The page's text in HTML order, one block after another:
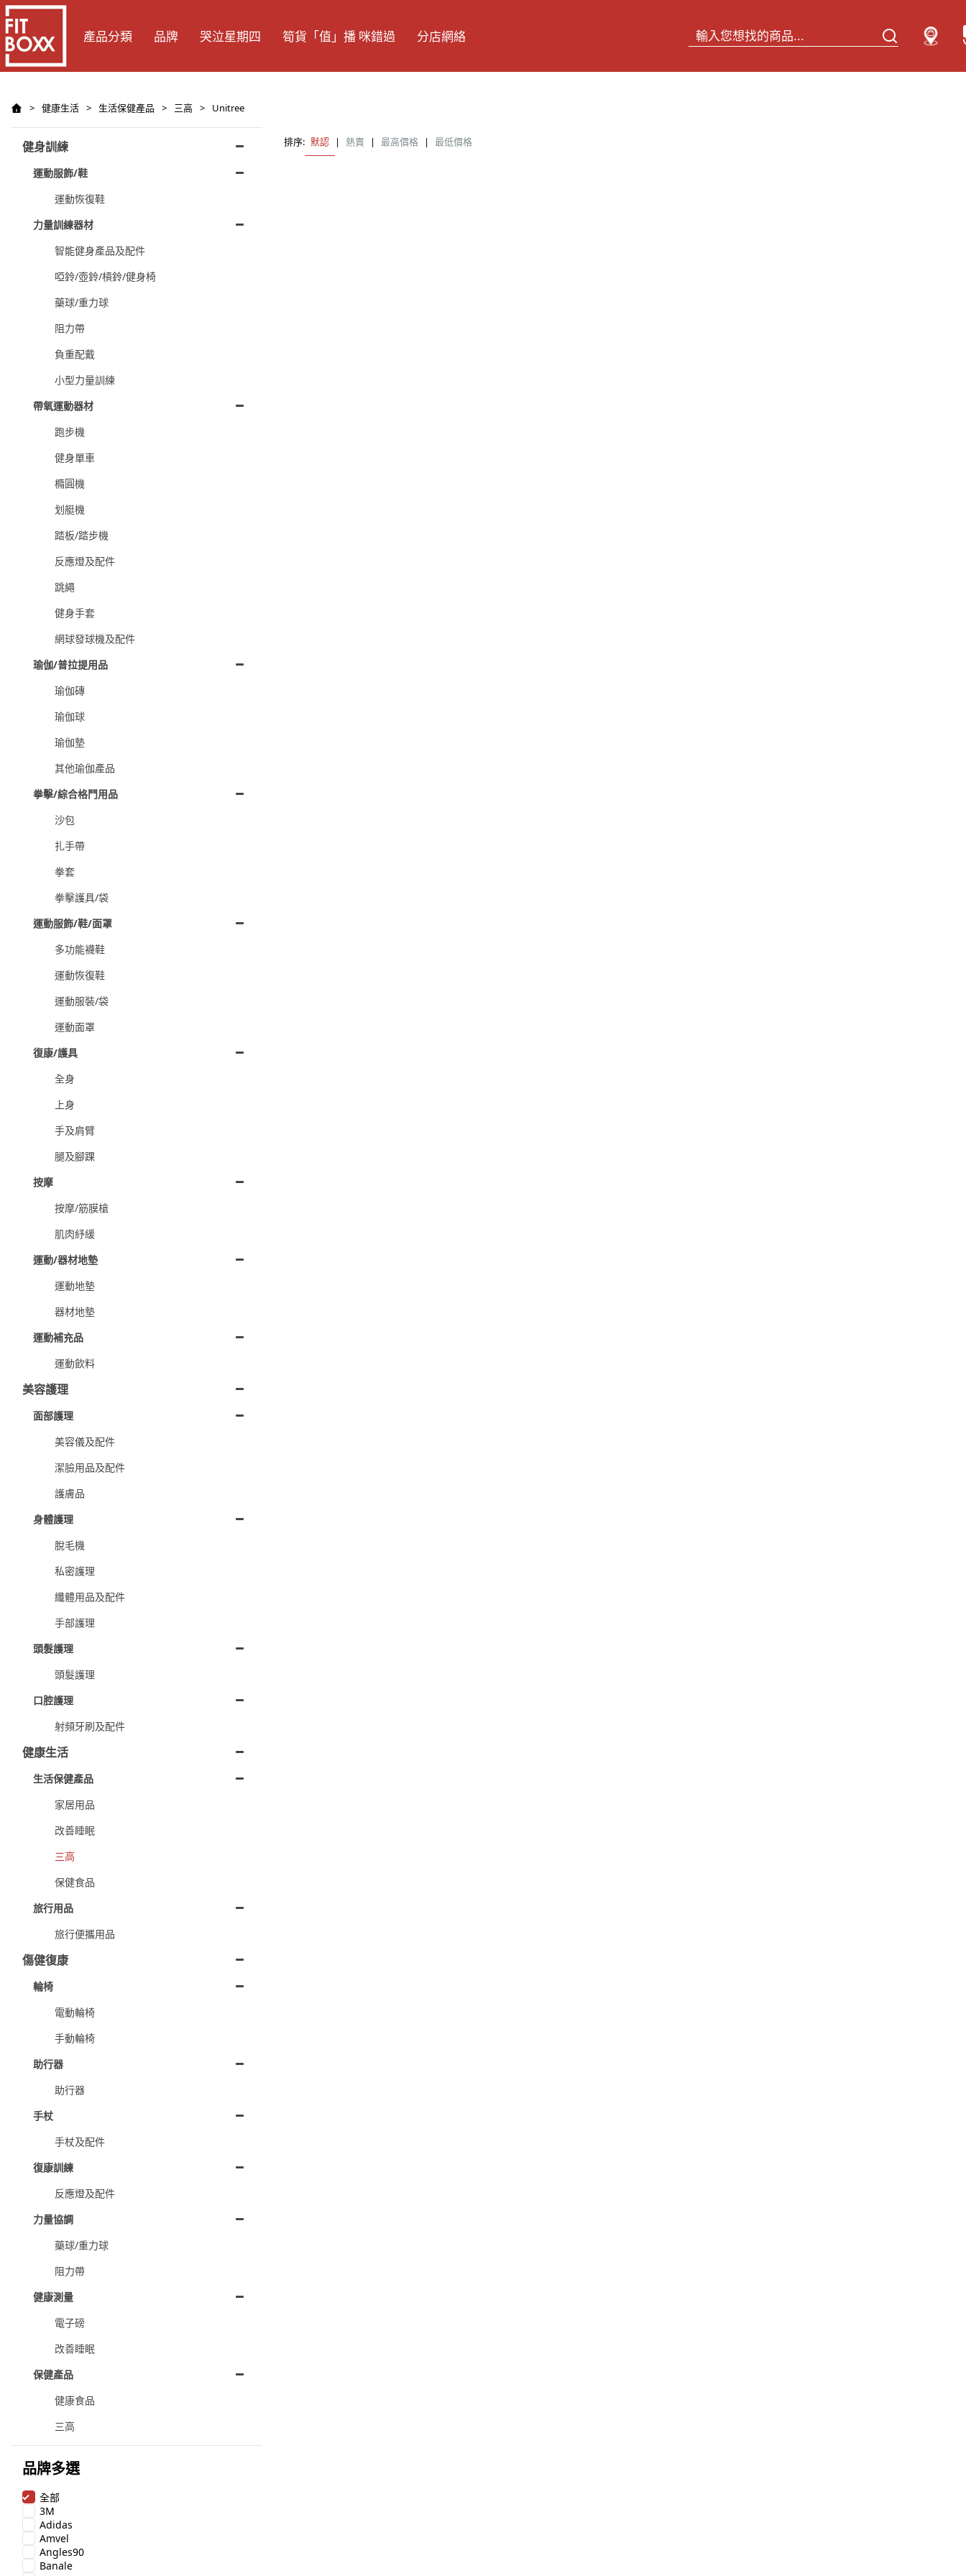
產品分類 品牌 哭泣星期四 筍貨「值」播 咪錯過 分店網絡
> 健康生活 > 生活保健產品 > 三高 > Unitree
健身訓練
運動服飾/鞋
運動恢復鞋
力量訓練器材
智能健身產品及配件
啞鈴/壺鈴/槓鈴/健身椅
藥球/重力球
阻力帶
負重配戴
小型力量訓練
帶氧運動器材
跑步機
健身單車
橢圓機
划艇機
踏板/踏步機
反應燈及配件
跳繩
健身手套
網球發球機及配件
瑜伽/普拉提用品
瑜伽磚
瑜伽球
瑜伽墊
其他瑜伽產品
拳擊/綜合格鬥用品
沙包
扎手帶
拳套
拳擊護具/袋
運動服飾/鞋/面罩
多功能襪鞋
運動恢復鞋
運動服裝/袋
運動面罩
復康/護具
全身
上身
手及肩臂
腿及腳踝
按摩
按摩/筋膜槍
肌肉紓緩
運動/器材地墊
運動地墊
器材地墊
運動補充品
運動飲料
美容護理
面部護理
美容儀及配件
潔臉用品及配件
護膚品
身體護理
脫毛機
私密護理
纖體用品及配件
手部護理
頭髮護理
頭髮護理
口腔護理
射頻牙刷及配件
健康生活
生活保健產品
家居用品
改善睡眠
三高
保健食品
旅行用品
旅行便攜用品
傷健復康
輪椅
電動輪椅
手動輪椅
助行器
助行器
手杖
手杖及配件
復康訓練
反應燈及配件
力量協調
藥球/重力球
阻力帶
健康測量
電子磅
改善睡眠
保健產品
健康食品
三高
品牌多選
全部
3M
Adidas
Amvel
Angles90
Banale
排序: 默認 | 熱賣 | 最高價格 | 最低價格